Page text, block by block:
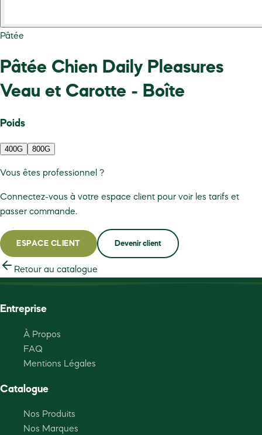
Pâtée
Pâtée Chien Daily Pleasures
Veau et Carotte - Boîte
Poids
400G 800G
Vous êtes professionnel ?
Connectez-vous à votre espace client pour voir les tarifs et
passer commande.
ESPACE CLIENT Devenir client
Retour au catalogue
Entreprise
À Propos
FAQ
Mentions Légales
Catalogue
Nos Produits
Nos Marques